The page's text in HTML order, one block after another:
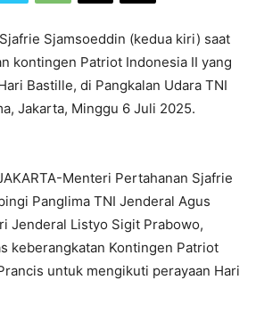
Sjamsoeddin (kedua kiri) saat
kontingen Patriot Indonesia II yang
Bastille, di Pangkalan Udara TNI
Jakarta, Minggu 6 Juli 2025.
Menteri Pertahanan Sjafrie
Panglima TNI Jenderal Agus
Jenderal Listyo Sigit Prabowo,
keberangkatan Kontingen Patriot
untuk mengikuti perayaan Hari